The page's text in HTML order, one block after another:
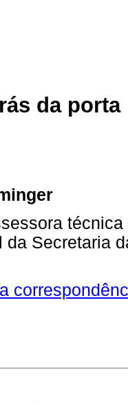
da porta
da Secretaria